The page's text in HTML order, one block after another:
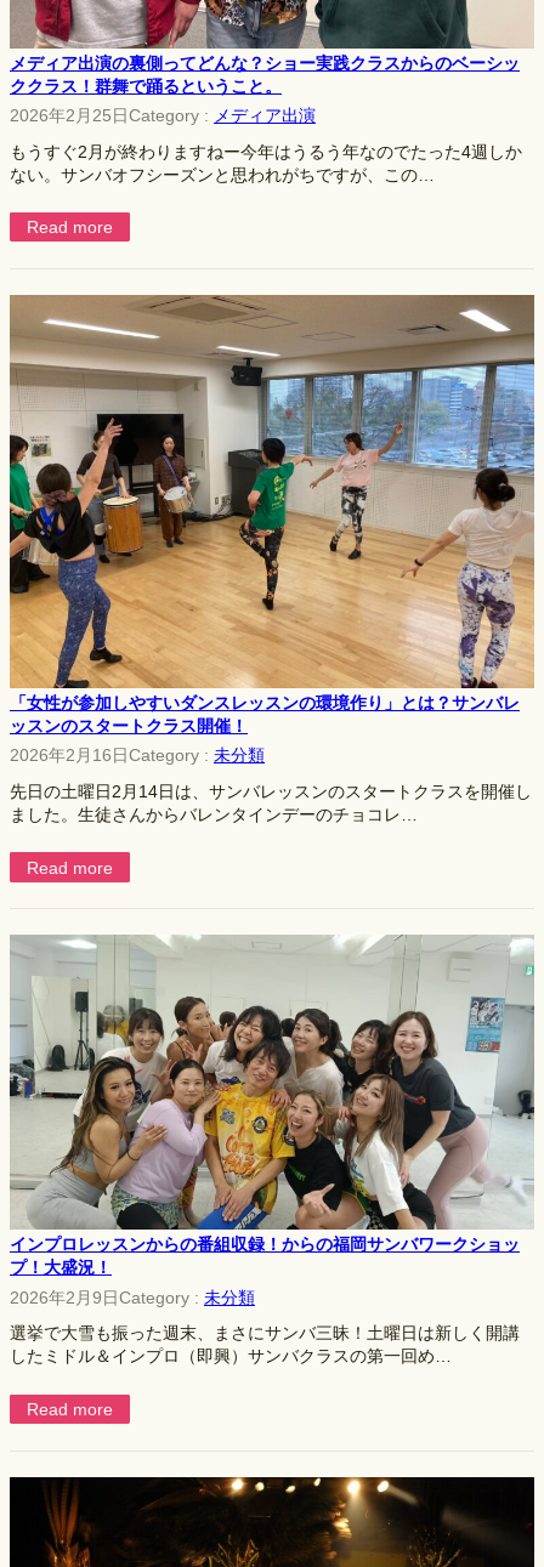
メディア出演の裏側ってどんな？ショー実践クラスからのベーシッ
ククラス！群舞で踊るということ。
2026年2月25日Category : メディア出演
もうすぐ2月が終わりますねー今年はうるう年なのでたった4週しか
ない。サンバオフシーズンと思われがちですが、この…
Read more
「女性が参加しやすいダンスレッスンの環境作り」とは？サンバレ
ッスンのスタートクラス開催！
2026年2月16日Category : 未分類
先日の土曜日2月14日は、サンバレッスンのスタートクラスを開催し
ました。生徒さんからバレンタインデーのチョコレ…
Read more
インプロレッスンからの番組収録！からの福岡サンバワークショッ
プ！大盛況！
2026年2月9日Category : 未分類
選挙で大雪も振った週末、まさにサンバ三昧！土曜日は新しく開講
したミドル＆インプロ（即興）サンバクラスの第一回め…
Read more